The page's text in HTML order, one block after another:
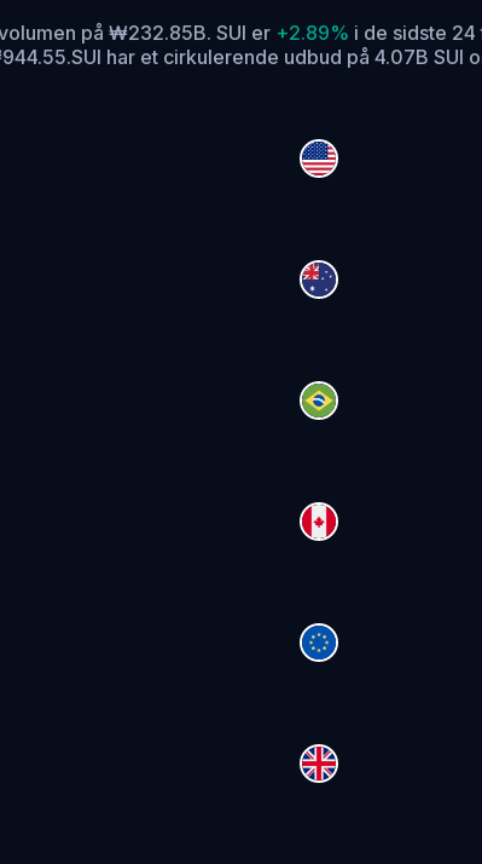
på ₩232.85B. SUI er +2.89% i de sidste 24
SUI har et cirkulerende udbud på 4.07B SUI